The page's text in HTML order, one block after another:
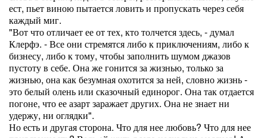
ест, пьет виною пытается ловить и пропускать через себя
каждый миг.
"Вот что отличает ее от тех, кто толчется здесь, - думал
Клерфэ. - Все они стремятся либо к приключениям, либо к
бизнесу, либо к тому, чтобы заполнить шумом джазов
пустоту в себе. Она же гонится за жизнью, только за
жизнью, она как безумная охотится за ней, словно жизнь -
это белый олень или сказочный единорог. Она так отдается
погоне, что ее азарт заражает других. Она не знает ни
удержу, ни оглядки".
Но есть и другая сторона. Что для нее любовь? Что для нее